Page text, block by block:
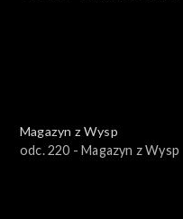
Magazyn z Wysp
odc. 220 - Magazyn z Wysp